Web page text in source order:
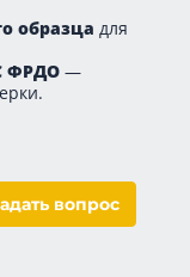
образца для
ФРДО —
вопрос